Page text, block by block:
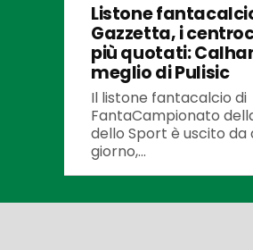
Listone
Gazzetta, i
più quotati:
meglio di Pulisic
Il listone fantacalcio di
FantaCampionato
dello Sport è uscito da
giorno,...